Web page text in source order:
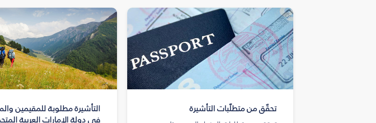
تحقّق من متطلّبات التأشيرة
التأشيرة مطلوبة للمقيمين
في دولة الإمارات العربية